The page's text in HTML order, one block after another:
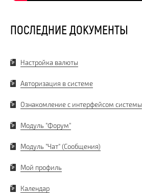
ПОСЛЕДНИЕ ДОКУМЕНТЫ
Настройка валюты
Авторизация в системе
Ознакомление с интерфейсом системы
Модуль "Форум"
Модуль "Чат" (Сообщения)
Мой профиль
Календар